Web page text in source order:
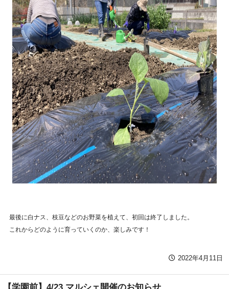
最後に白ナス、枝豆などのお野菜を植えて、初回は終了しました。
これからどのように育っていくのか、楽しみです！
2022年4月11日